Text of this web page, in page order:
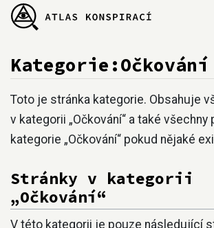
Kategorie:Očkování
Přejít na:navigace,hledání
Toto je stránka kategorie. Obsahuje
v kategorii „Očkování“ a také
kategorie „Očkování“ pokud nějaké
Stránky v kategorii
„Očkování“
V této kategorii je pouze následující